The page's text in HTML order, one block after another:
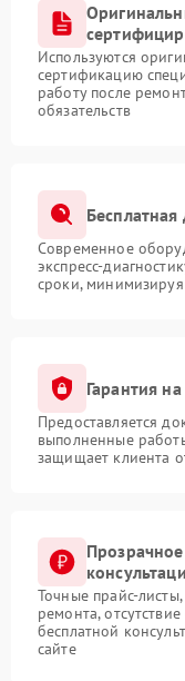
Используются
сертификацию
работу после
обязательств
Современное
экспресс-
сроки,
Гарантия
Предоставляется
выполненные
защищает клиента
Точные прайс-
ремонта,
бесплатной
сайте